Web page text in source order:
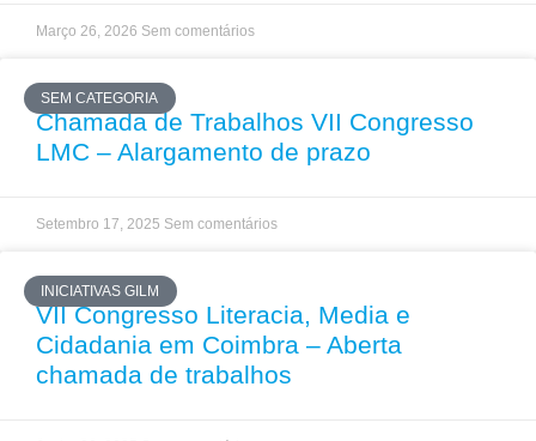
Março 26, 2026 Sem comentários
SEM CATEGORIA
Chamada de Trabalhos VII Congresso
LMC – Alargamento de prazo
Setembro 17, 2025 Sem comentários
INICIATIVAS GILM
VII Congresso Literacia, Media e
Cidadania em Coimbra – Aberta
chamada de trabalhos